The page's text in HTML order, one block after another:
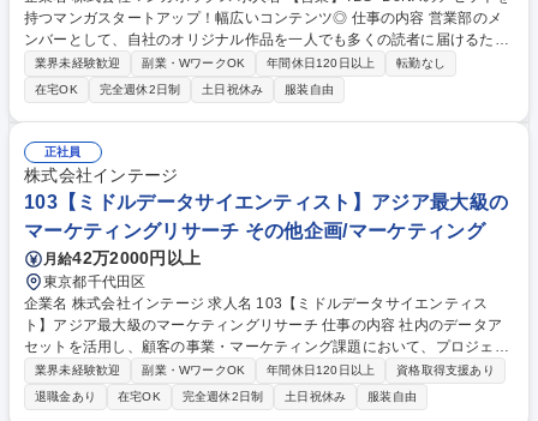
持つマンガスタートアップ！幅広いコンテンツ◎ 仕事の内容 営業部のメ
ンバーとして、自社のオリジナル作品を一人でも多くの読者に届けるた
め、電子書籍ストア・取次会社への作品の営業を行っていただきます。 ・
他電子書籍ストアや取次会社との交渉 ・作品紹介資料の作成 ・販促施策
の企画・提案、露出掲載枠の確保 ・売上データの集計・分析、レポート作
成 ・社内他部署との連携 ・SNS運用 募集職種 【営業】TBS×DeNAのア
セットを持つマンガスタートアップ！幅広いコンテンツ◎
業界未経験歓迎 副業・WワークOK 年間休日120日以上
転勤なし
在宅OK
完全週休2日制 土日祝休み 服装自由
正社員
株式会社インテージ
103【ミドルデータサイエンティスト】アジア最大級の
マーケティングリサーチ その他企画/マーケティング
月給42万2000円以上
東京都千代田区
企業名 株式会社インテージ 求人名 103【ミドルデータサイエンティス
ト】アジア最大級のマーケティングリサーチ 仕事の内容 社内のデータア
セットを活用し、顧客の事業・マーケティング課題において、プロジェク
トマネジメントの主体的な推進と高度な技術的実装・品質管理を推進する
ポジションです。 ・プロジェクトマネジメント・対顧客コミュニケーショ
ン 上位レイヤーと協働し、計画・実行・リスク管理を主体的に推進。顧客
業界未経験歓迎 副業・WワークOK 年間休日120日以上
資格取得支援あり
退職金あり
在宅OK 完全週休2日制 土日祝休み 服装自由